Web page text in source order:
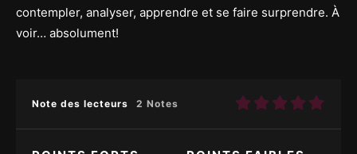
contempler, analyser, apprendre et se faire surprendre. À
voir… absolument!
Note des lecteurs 2 Notes